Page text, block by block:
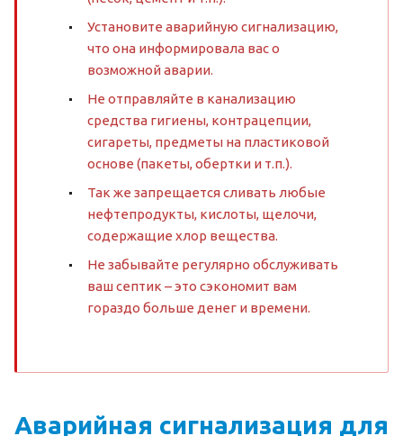
Установите аварийную сигнализацию,
что она информировала вас о
возможной аварии.
Не отправляйте в канализацию
средства гигиены, контрацепции,
сигареты, предметы на пластиковой
основе (пакеты, обертки и т.п.).
Так же запрещается сливать любые
нефтепродукты, кислоты, щелочи,
содержащие хлор вещества.
Не забывайте регулярно обслуживать
ваш септик – это сэкономит вам
гораздо больше денег и времени.
Аварийная сигнализация для